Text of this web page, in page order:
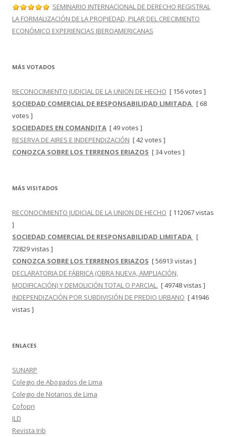
SEMINARIO INTERNACIONAL DE DERECHO REGISTRAL
LA FORMALIZACIÓN DE LA PROPIEDAD, PILAR DEL CRECIMIENTO
ECONÓMICO EXPERIENCIAS IBEROAMERICANAS
MÁS VOTADOS
RECONOCIMIENTO JUDICIAL DE LA UNION DE HECHO [ 156 votes ]
SOCIEDAD COMERCIAL DE RESPONSABILIDAD LIMITADA [ 68
votes ]
SOCIEDADES EN COMANDITA [ 49 votes ]
RESERVA DE AIRES E INDEPENDIZACIÓN [ 42 votes ]
CONOZCA SOBRE LOS TERRENOS ERIAZOS [ 34 votes ]
MÁS VISITADOS
RECONOCIMIENTO JUDICIAL DE LA UNION DE HECHO [ 112067 vistas
]
SOCIEDAD COMERCIAL DE RESPONSABILIDAD LIMITADA [
72829 vistas ]
CONOZCA SOBRE LOS TERRENOS ERIAZOS [ 56913 vistas ]
DECLARATORIA DE FÁBRICA (OBRA NUEVA, AMPLIACIÓN,
MODIFICACIÓN) Y DEMOLICIÓN TOTAL O PARCIAL. [ 49748 vistas ]
INDEPENDIZACIÓN POR SUBDIVISIÓN DE PREDIO URBANO [ 41946
vistas ]
ENLACES
SUNARP
Colegio de Abogados de Lima
Colegio de Notarios de Lima
Cofopri
ILD
Revista Irib